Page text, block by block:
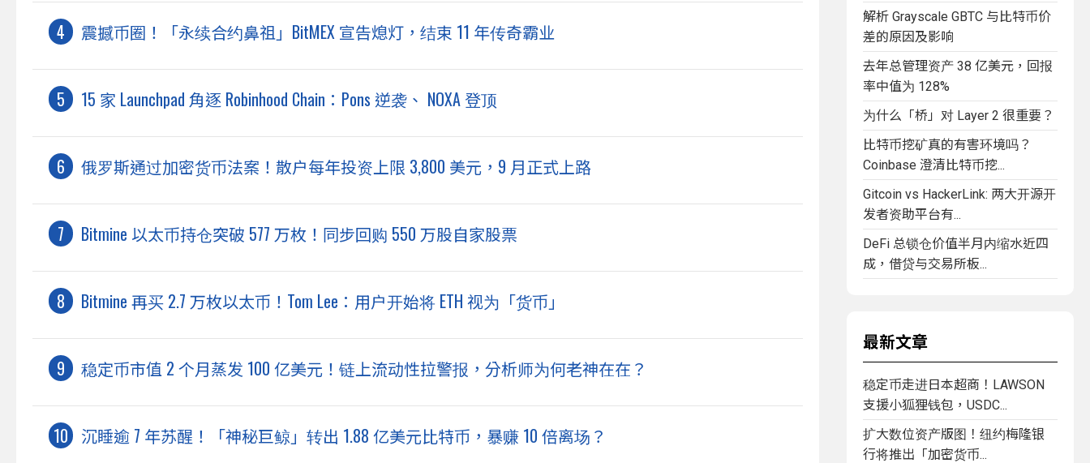
震撼币圈！「永续合约鼻祖」BitMEX 宣告熄灯，结束 11 年传奇霸业
15 家 Launchpad 角逐 Robinhood Chain：Pons 逆袭、 NOXA 登顶
俄罗斯通过加密货币法案！散户每年投资上限 3,800 美元，9 月正式上路
Bitmine 以太币持仓突破 577 万枚！同步回购 550 万股自家股票
Bitmine 再买 2.7 万枚以太币！Tom Lee：用户开始将 ETH 视为「货币」
稳定币市值 2 个月蒸发 100 亿美元！链上流动性拉警报，分析师为何老神在在？
沉睡逾 7 年苏醒！「神秘巨鲸」转出 1.88 亿美元比特币，暴赚 10 倍离场？
解析 Grayscale GBTC 与比特币价
差的原因及影响
去年总管理资产 38 亿美元，回报
率中值为 128%
为什么「桥」对 Layer 2 很重要？
比特币挖矿真的有害环境吗？
Coinbase 澄清比特币挖...
Gitcoin vs HackerLink: 两大开源开
发者资助平台有...
DeFi 总锁仓价值半月内缩水近四
成，借贷与交易所板...
最新文章
稳定币走进日本超商！LAWSON
支援小狐狸钱包，USDC...
扩大数位资产版图！纽约梅隆银
行将推出「加密货币...